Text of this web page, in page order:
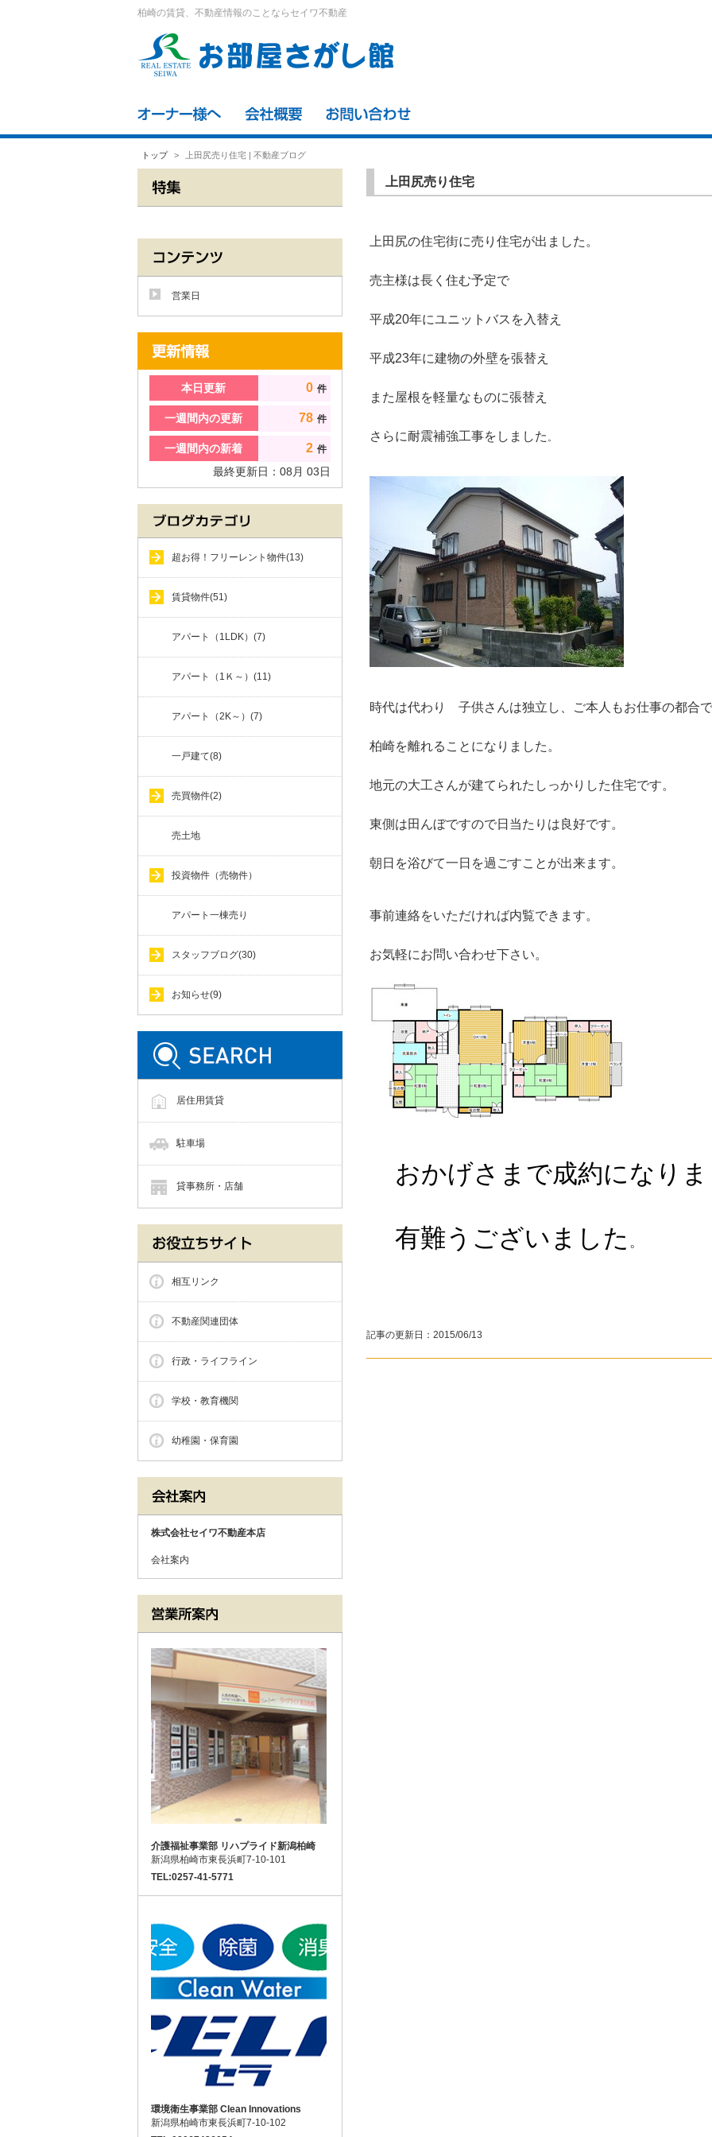
柏崎の賃貸、不動産情報のことならセイワ不動産
トップ 上田尻売り住宅 | 不動産ブログ
上田尻売り住宅
上田尻の住宅街に売り住宅が出ました。
売主様は長く住む予定で
平成20年にユニットバスを入替え
平成23年に建物の外壁を張替え
また屋根を軽量なものに張替え
さらに耐震補強工事をしました 。
時代は代わり 子供さんは独立し、ご本人もお仕事の都合で
柏崎を離れることになりました。
地元の大工さんが建てられたしっかりした住宅です。
東側は田んぼですので日当たりは良好です。
朝日を浴びて一日を過ごすことが出来ます。
事前連絡をいただければ内覧できます。
お気軽にお問い合わせ下さい。
おかげさまで成約になり
有難うございました 。
記事の更新日： 2015/06/13
営業日
本日更新 0 件
一週間内の更新 78 件
一週間内の新着 2 件
最終更新日： 08 月 03日
超お得！フリーレント物件(13)
賃貸物件(51)
アパート（1LDK）(7)
アパート（1Ｋ～）(11)
アパート（2K～）(7)
一戸建て(8)
売買物件(2)
売土地
投資物件（売物件）
アパート一棟売り
スタッフブログ(30)
お知らせ(9)
居住用賃貸
駐車場
貸事務所・店舗
相互リンク
不動産関連団体
行政・ライフライン
学校・教育機関
幼稚園・保育園
株式会社セイワ不動産本店
会社案内
介護福祉事業部 リハプライド新潟柏崎
新潟県柏崎市東長浜町7-10-101
TEL:0257-41-5771
環境衛生事業部 Clean Innovations
新潟県柏崎市東長浜町7-10-102